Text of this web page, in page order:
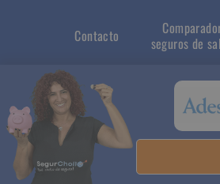
Contacto
seguros de